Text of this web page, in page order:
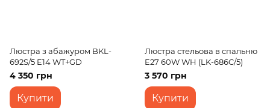
Люстра з абажуром BKL-
692S/5 E14 WT+GD
4 350 грн
Купити
Люстра стельова в спальню
E27 60W WH (LK-686C/5)
3 570 грн
Купити